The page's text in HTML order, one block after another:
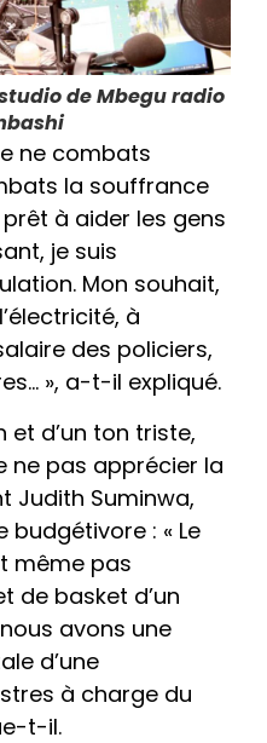
de Mbegu radio
ne combats
la souffrance
à aider les gens
je suis
Mon souhait,
à
des policiers,
», a-t-il expliqué.
et d’un ton triste,
ne pas apprécier la
Judith Suminwa,
budgétivore : « Le
même pas
de basket d’un
avons une
d’une
à charge du
t-il.